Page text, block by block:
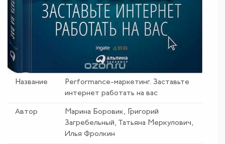
Название Performance-маркетинг. Заставьте
интернет работать на вас
Автор
Марина Боровик, Григорий
Загребельный, Татьяна Меркулович,
Илья Фролкин